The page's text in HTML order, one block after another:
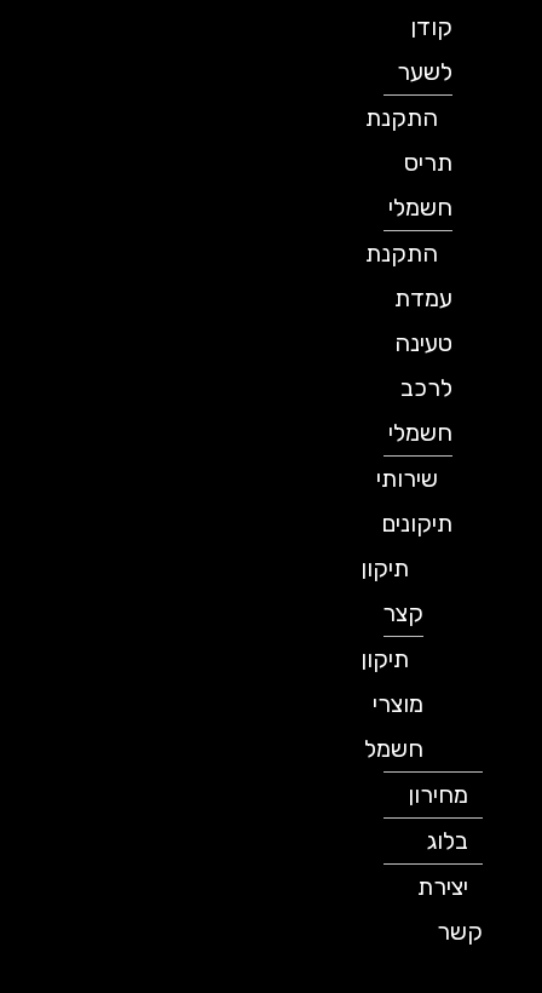
לשער
התקנת
תריס
חשמלי
התקנת
עמדת
טעינה
לרכב
חשמלי
שירותי
תיקונים
תיקון
תיקון
מוצרי
חשמל
מחירון
יצירת
קשר